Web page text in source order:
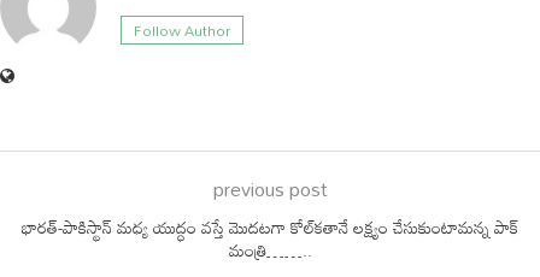
Follow Author
previous post
భారత్-పాకిస్థాన్ మధ్య యుద్ధం వస్తే మొదటగా కోల్‌కతానే లక్ష్యం చేసుకుంటామన్న పాక్
మంత్రి……..